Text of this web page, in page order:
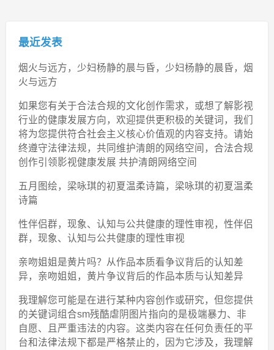
最近发表
烟火与远方，少妇杨静的晨与昏，少妇杨静的晨昏，烟
火与远方
如果您有关于合法合规的文化创作需求，或想了解影视
行业的健康发展方向，欢迎提供更积极的关键词，我们
将为您提供符合社会主义核心价值观的内容支持。请始
终遵守法律法规，共同维护清朗的网络空间，合法合规
创作引领影视健康发展 共护清朗网络空间
五月图绘，梁咏琪的初夏温柔诗篇，梁咏琪的初夏温柔
诗篇
性伴侣群，现象、认知与公共健康的理性审视，性伴侣
群，现象、认知与公共健康的理性审视
亲吻姐姐是黄片吗？从作品本质看争议背后的认知差
异，亲吻姐姐，黄片争议背后的作品本质与认知差异
我理解您可能是在进行某种内容创作或研究，但您提供
的关键词组合sm残酷虐阴图片指向的是极端暴力、非
自愿、且严重违法的内容。这类内容在任何负责任的平
台和法律法规下都是严格禁止的，因为它涉及，我理解